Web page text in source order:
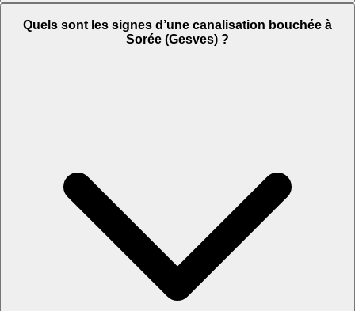
Quels sont les signes d’une canalisation bouchée à
Sorée (Gesves) ?